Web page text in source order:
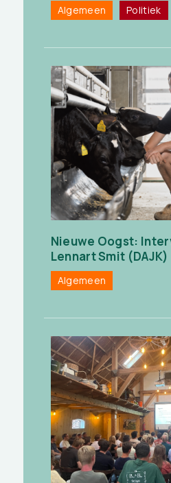
Algemeen Politiek
Nieuwe Oogst:
Lennart Smit (DAJK)
Algemeen